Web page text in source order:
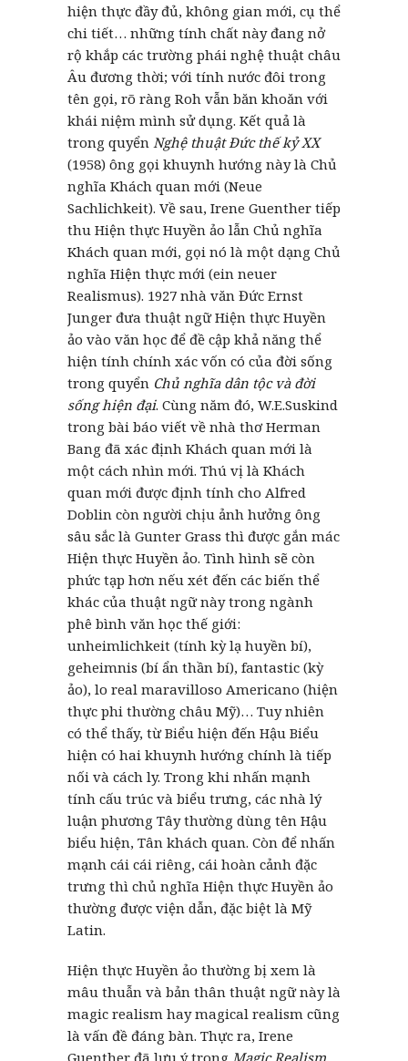
hiện thực đầy đủ, không gian mới, cụ thể
chi tiết… những tính chất này đang nở
rộ khắp các trường phái nghệ thuật châu
Âu đương thời; với tính nước đôi trong
tên gọi, rõ ràng Roh vẫn băn khoăn với
khái niệm mình sử dụng. Kết quả là
trong quyển Nghệ thuật Đức thế kỷ XX
(1958) ông gọi khuynh hướng này là Chủ
nghĩa Khách quan mới (Neue
Sachlichkeit). Về sau, Irene Guenther tiếp
thu Hiện thực Huyền ảo lẫn Chủ nghĩa
Khách quan mới, gọi nó là một dạng Chủ
nghĩa Hiện thực mới (ein neuer
Realismus). 1927 nhà văn Đức Ernst
Junger đưa thuật ngữ Hiện thực Huyền
ảo vào văn học để đề cập khả năng thể
hiện tính chính xác vốn có của đời sống
trong quyển Chủ nghĩa dân tộc và đời
sống hiện đại. Cùng năm đó, W.E.Suskind
trong bài báo viết về nhà thơ Herman
Bang đã xác định Khách quan mới là
một cách nhìn mới. Thú vị là Khách
quan mới được định tính cho Alfred
Doblin còn người chịu ảnh hưởng ông
sâu sắc là Gunter Grass thì được gắn mác
Hiện thực Huyền ảo. Tình hình sẽ còn
phức tạp hơn nếu xét đến các biến thể
khác của thuật ngữ này trong ngành
phê bình văn học thế giới:
unheimlichkeit (tính kỳ lạ huyền bí),
geheimnis (bí ẩn thần bí), fantastic (kỳ
ảo), lo real maravilloso Americano (hiện
thực phi thường châu Mỹ)… Tuy nhiên
có thể thấy, từ Biểu hiện đến Hậu Biểu
hiện có hai khuynh hướng chính là tiếp
nối và cách ly. Trong khi nhấn mạnh
tính cấu trúc và biểu trưng, các nhà lý
luận phương Tây thường dùng tên Hậu
biểu hiện, Tân khách quan. Còn để nhấn
mạnh cái cái riêng, cái hoàn cảnh đặc
trưng thì chủ nghĩa Hiện thực Huyền ảo
thường được viện dẫn, đặc biệt là Mỹ
Latin.
Hiện thực Huyền ảo thường bị xem là
mâu thuẫn và bản thân thuật ngữ này là
magic realism hay magical realism cũng
là vấn đề đáng bàn. Thực ra, Irene